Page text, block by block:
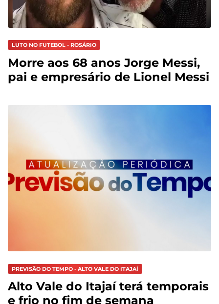
LUTO NO FUTEBOL - ROSÁRIO
Morre aos 68 anos Jorge Messi,
pai e empresário de Lionel Messi
PREVISÃO DO TEMPO - ALTO VALE DO ITAJAÍ
Alto Vale do Itajaí terá temporais
e frio no fim de semana